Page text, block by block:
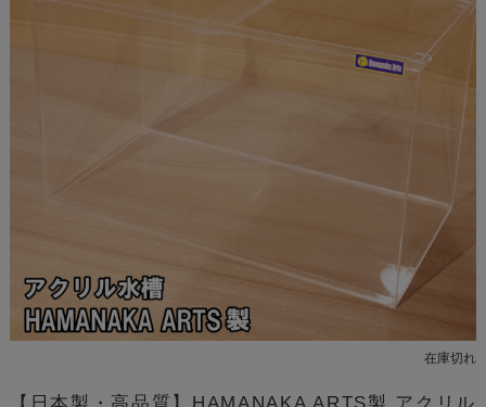
在庫切れ
【日本製・高品質】HAMANAKA ARTS製 アクリル